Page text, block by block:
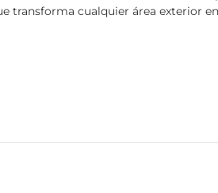
transforma cualquier área exterior